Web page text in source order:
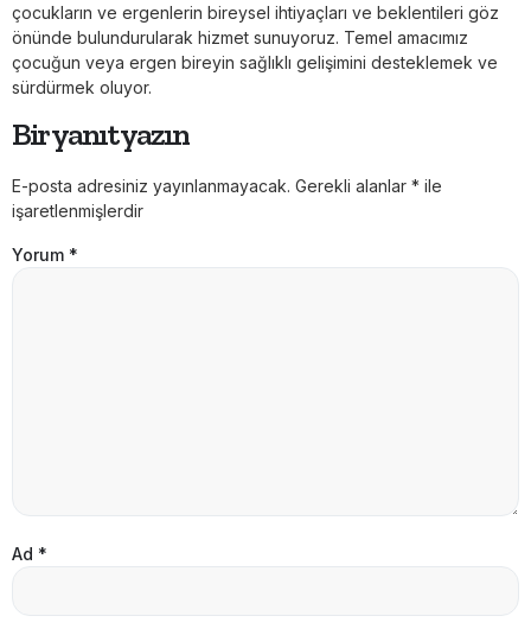
çocukların ve ergenlerin bireysel ihtiyaçları ve beklentileri göz
önünde bulundurularak hizmet sunuyoruz. Temel amacımız
çocuğun veya ergen bireyin sağlıklı gelişimini desteklemek ve
sürdürmek oluyor.
Bir yanıt yazın
E-posta adresiniz yayınlanmayacak. Gerekli alanlar * ile
işaretlenmişlerdir
Yorum *
Ad *